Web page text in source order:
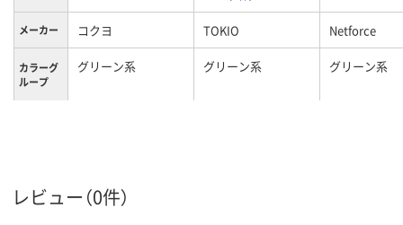
メーカー コクヨ TOKIO Netforce
カラーグ
ループ
グリーン系 グリーン系 グリーン系
レビュー（0件）